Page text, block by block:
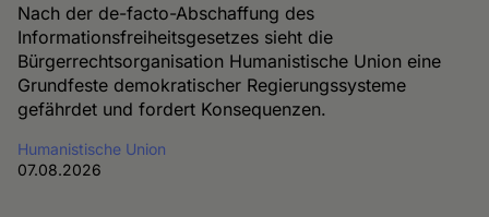
Nach der de-facto-Abschaffung des
Informationsfreiheitsgesetzes sieht die
Bürgerrechtsorganisation Humanistische Union eine
Grundfeste demokratischer Regierungssysteme
gefährdet und fordert Konsequenzen.
Humanistische Union
07.08.2026